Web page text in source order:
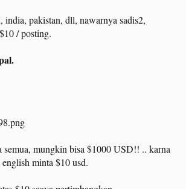
india, pakistan, dll, nawarnya sadis2,
/ posting.
semua, mungkin bisa $1000 USD!! .. karna
minta $10 usd.